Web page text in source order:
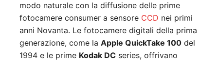
modo naturale con la diffusione delle prime
fotocamere consumer a sensore CCD nei primi
anni Novanta. Le fotocamere digitali della prima
generazione, come la Apple QuickTake 100 del
1994 e le prime Kodak DC series, offrivano